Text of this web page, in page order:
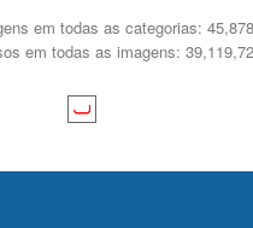
em todas as categorias: 45,878
em todas as imagens: